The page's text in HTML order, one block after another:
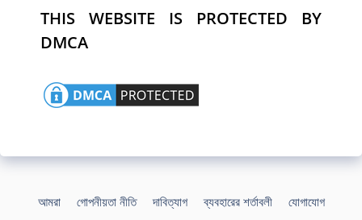
THIS WEBSITE IS PROTECTED BY
DMCA
আমরা গোপনীয়তা নীতি দাবিত্যাগ ব্যবহারের শর্তাবলী যোগাযোগ